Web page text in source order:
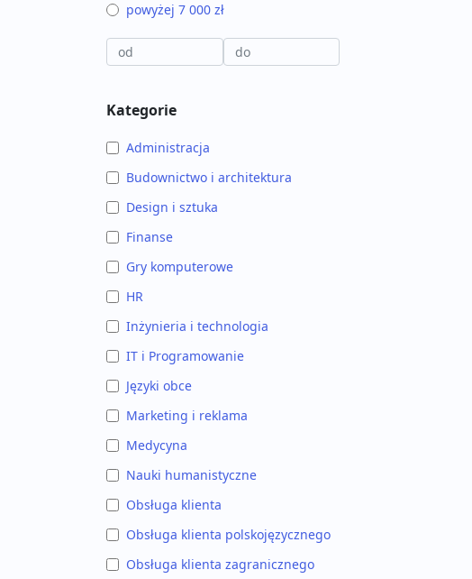
powyżej 7 000 zł
Kategorie
Administracja
Budownictwo i architektura
Design i sztuka
Finanse
Gry komputerowe
HR
Inżynieria i technologia
IT i Programowanie
Języki obce
Marketing i reklama
Medycyna
Nauki humanistyczne
Obsługa klienta
Obsługa klienta polskojęzycznego
Obsługa klienta zagranicznego